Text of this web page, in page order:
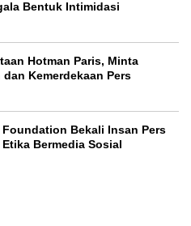
Bentuk Intimidasi
Hotman Paris, Minta
Kemerdekaan Pers
Foundation Bekali Insan Pers
Bermedia Sosial